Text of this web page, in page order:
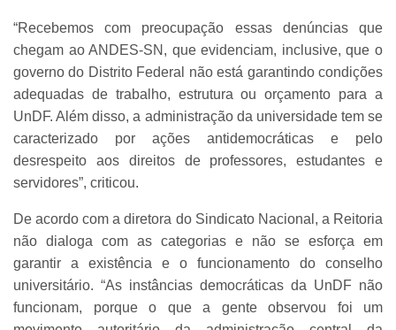
“Recebemos com preocupação essas denúncias que
chegam ao ANDES-SN, que evidenciam, inclusive, que o
governo do Distrito Federal não está garantindo condições
adequadas de trabalho, estrutura ou orçamento para a
UnDF. Além disso, a administração da universidade tem se
caracterizado por ações antidemocráticas e pelo
desrespeito aos direitos de professores, estudantes e
servidores”, criticou.
De acordo com a diretora do Sindicato Nacional, a Reitoria
não dialoga com as categorias e não se esforça em
garantir a existência e o funcionamento do conselho
universitário. “As instâncias democráticas da UnDF não
funcionam, porque o que a gente observou foi um